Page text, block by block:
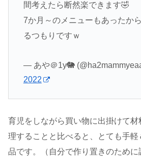
間考えたら断然楽できます🤣
7か月～のメニューもあったか
るつもりですｗ
— あや＠1y🐘
2022
育児をしながら買い物に出掛けて
理することと比べると、とても手
品です。（自分で作り置きのため